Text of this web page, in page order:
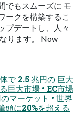
でもスムーズに モ
ークを構築するこ
プデートし、人々
ります。 Now
で 2.5 兆円の 巨大
巨大市場 • EC市場
マーケット • 世界
頭に20%を超える